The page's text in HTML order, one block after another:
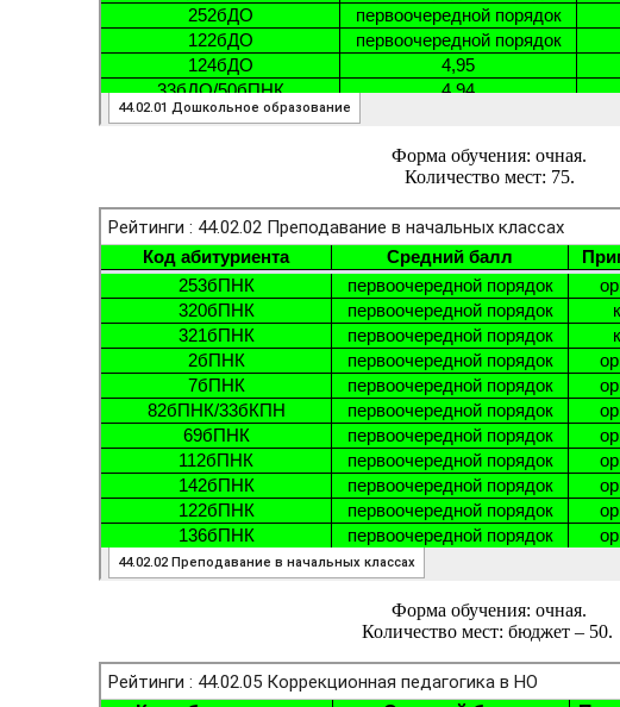
Форма обучения: очная.
Количество мест: 75.
Форма обучения: очная.
Количество мест: бюджет – 50.